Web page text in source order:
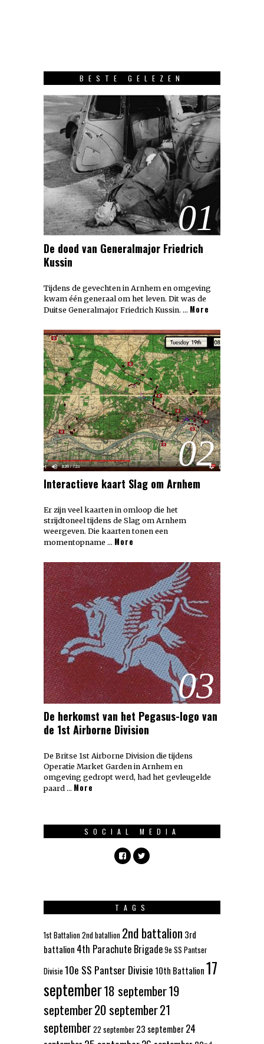
BESTE GELEZEN
01
De dood van Generalmajor Friedrich
Kussin
Tijdens de gevechten in Arnhem en omgeving
kwam één generaal om het leven. Dit was de
Duitse Generalmajor Friedrich Kussin. … More
02
Interactieve kaart Slag om Arnhem
Er zijn veel kaarten in omloop die het
strijdtoneel tijdens de Slag om Arnhem
weergeven. Die kaarten tonen een
momentopname … More
03
De herkomst van het Pegasus-logo van
de 1st Airborne Division
De Britse 1st Airborne Division die tijdens
Operatie Market Garden in Arnhem en
omgeving gedropt werd, had het gevleugelde
paard … More
SOCIAL MEDIA
TAGS
1st Battalion2nd batallion 2nd battalion 3rd
battalion 4th Parachute Brigade9e SS Pantser
Divisie 10e SS Pantser Divisie 10th Battalion17
september18 september19
september20 september21
september 22 september 23 september24